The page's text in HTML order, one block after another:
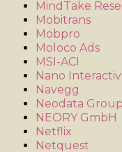
MindTake
Mobitrans
Mobpro
Moloco Ads
MSI-ACI
Nano
Navegg
Neodata Group
NEORY GmbH
Netflix
Netquest